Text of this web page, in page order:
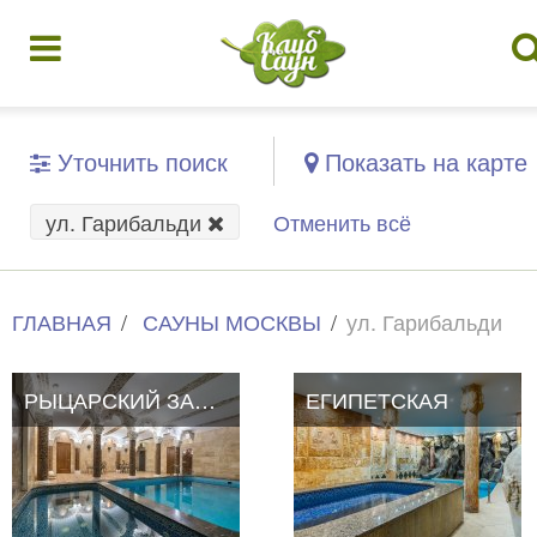
Уточнить поиск Показать на карте
ул. Гарибальди Отменить всё
ГЛАВНАЯ САУНЫ МОСКВЫ ул. Гарибальди
РЫЦАРСКИЙ ЗАМОК ЕГИПЕТСКАЯ